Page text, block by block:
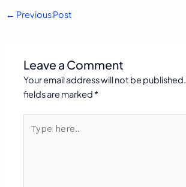
← Previous Post
Leave a Comment
Your email address will not be published.
fields are marked *
here..